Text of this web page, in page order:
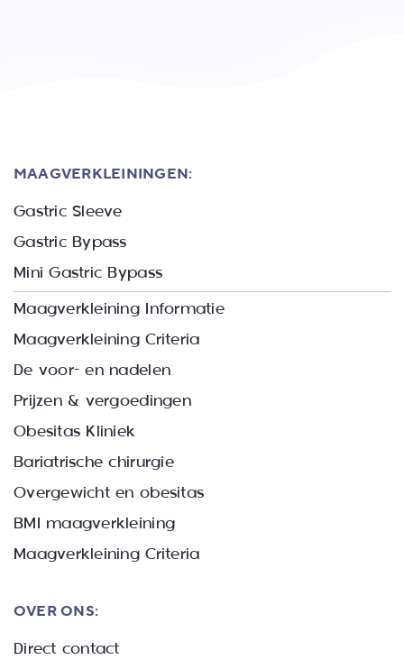
MAAGVERKLEININGEN:
Gastric Sleeve
Gastric Bypass
Mini Gastric Bypass
Maagverkleining Informatie
Maagverkleining Criteria
De voor- en nadelen
Prijzen & vergoedingen
Obesitas Kliniek
Bariatrische chirurgie
Overgewicht en obesitas
BMI maagverkleining
Maagverkleining Criteria
OVER ONS:
Direct contact